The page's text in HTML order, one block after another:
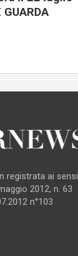
registrata ai sensi
2012, n. 63
n°103